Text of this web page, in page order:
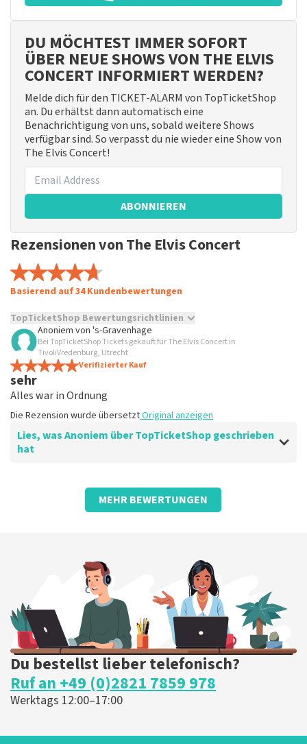
DU MÖCHTEST IMMER SOFORT
ÜBER NEUE SHOWS VON THE ELVIS
CONCERT INFORMIERT WERDEN?
Melde dich für den TICKET-ALARM von TopTicketShop
an. Du erhältst dann automatisch eine
Benachrichtigung von uns, sobald weitere Shows
verfügbar sind. So verpasst du nie wieder eine Show von
The Elvis Concert!
ABONNIEREN
Rezensionen von The Elvis Concert
Basierend auf 34 Kundenbewertungen
TopTicketShop Bewertungsrichtlinien
TopTicketShop sammelt Bewertungen von echten Kunden.
Es ist nicht möglich, eine Bewertung abzugeben, wenn du
keine Tickets bei TopTicketShop gekauft hast. Beiträge mit
beleidigender Sprache und/oder falschen Angaben werden
nicht veröffentlicht. Es kann einige Wochen dauern, bis eine
Bewertung veröffentlicht wird.
Anoniem von 's-Gravenhage
Bei TopTicketShop Tickets gekauft für The Elvis Concert in
TivoliVredenburg, Utrecht
Verifizierter Kauf
sehr
Alles war in Ordnung
Die Rezension wurde übersetztOriginal anzeigen
Lies, was Anoniem über TopTicketShop geschrieben
hat
Bewertung von Anoniem überTopTicketShop
MEHR BEWERTUNGEN
Du bestellst lieber telefonisch?
Ruf an +49 (0)2821 7859 978
Werktags 12:00–17:00